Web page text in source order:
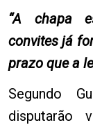
“A chapa
convites já
prazo que a
Segundo
disputarão